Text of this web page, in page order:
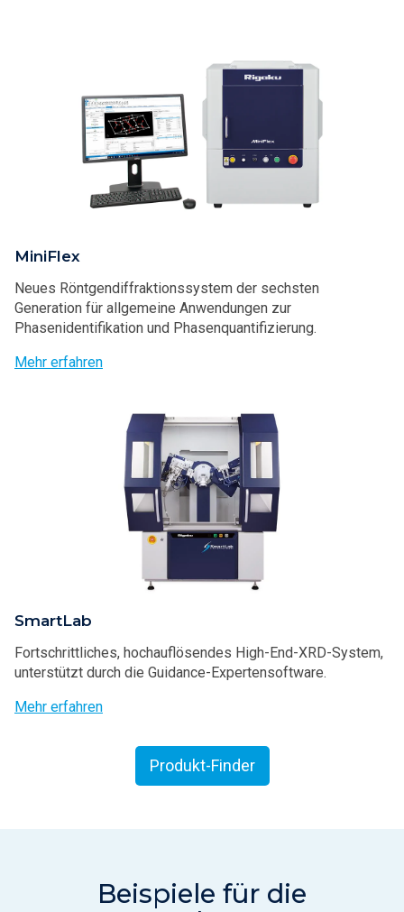
MiniFlex
Neues Röntgendiffraktionssystem der sechsten
Generation für allgemeine Anwendungen zur
Phasenidentifikation und Phasenquantifizierung.
Mehr erfahren
SmartLab
Fortschrittliches, hochauflösendes High-End-XRD-System,
unterstützt durch die Guidance-Expertensoftware.
Mehr erfahren
Produkt-Finder
Beispiele für die